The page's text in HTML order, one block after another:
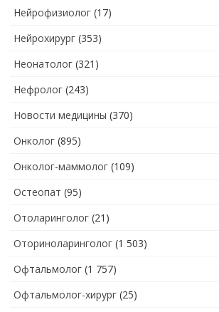
Нейрофизиолог (17)
Нейрохирург (353)
Неонатолог (321)
Нефролог (243)
Новости медицины (370)
Онколог (895)
Онколог-маммолог (109)
Остеопат (95)
Отоларинголог (21)
Оториноларинголог (1 503)
Офтальмолог (1 757)
Офтальмолог-хирург (25)